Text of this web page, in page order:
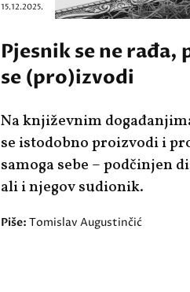
15.12.2025.
Pjesnik se ne rađa,
se (pro)izvodi
Na književnim
se istodobno proizvodi i
samoga sebe – podčinjen
ali i njegov sudionik.
Piše: Tomislav Augustinčić